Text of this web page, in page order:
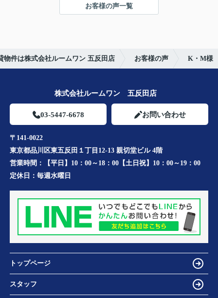
お客様の声一覧
物件は株式会社ルームワン 五反田店 お客様の声 K・M様
株式会社ルームワン 五反田店
03-5447-6678 お問い合わせ
〒141-0022
東京都品川区東五反田１丁目12-13 親切堂ビル 4階
営業時間：
【平日】10：00～18：00【土日祝】10：00～19：00
定休日： 毎週水曜日
トップページ
スタッフ